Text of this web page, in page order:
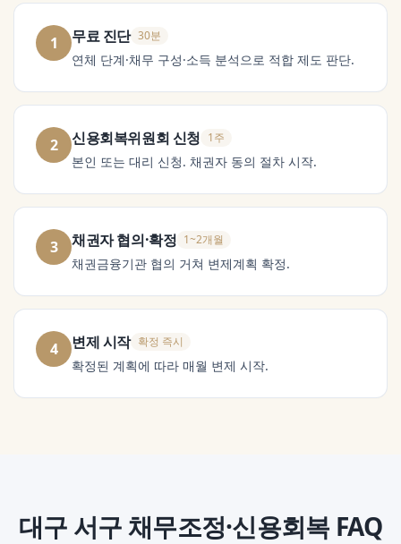
1 무료 진단 30분
연체 단계·채무 구성·소득 분석으로 적합 제도 판단.
2 신용회복위원회 신청 1주
본인 또는 대리 신청. 채권자 동의 절차 시작.
3 채권자 협의·확정 1~2개월
채권금융기관 협의 거쳐 변제계획 확정.
4 변제 시작 확정 즉시
확정된 계획에 따라 매월 변제 시작.
대구 서구채무조정·신용회복 FAQ